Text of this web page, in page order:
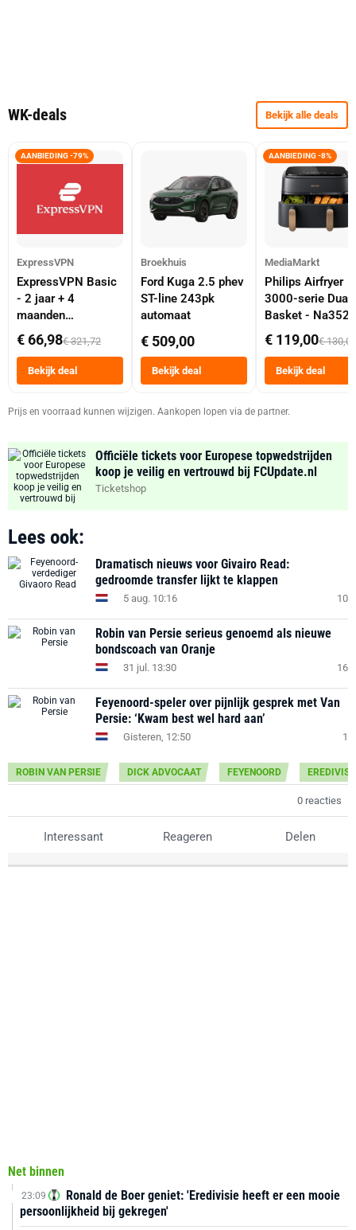
WK-deals Bekijk alle deals
AANBIEDING -79%
ExpressVPN
ExpressVPN Basic
- 2 jaar + 4
maanden
abonnement
€ 66,98€ 321,72
Bekijk deal
Broekhuis
Ford Kuga 2.5 phev
ST-line 243pk
automaat
€ 509,00
Bekijk deal
AANBIEDING -8%
MediaMarkt
Philips Airfryer
3000-serie Dual
Basket -
Dubbele Mand 9
Tot 6 Personen
Heteluchtfriteuse
Zwart
€ 119,00€ 130,00
Bekijk deal
Prijs en voorraad kunnen wijzigen. Aankopen lopen via de partner.
Officiële tickets voor Europese topwedstrijden
koop je veilig en vertrouwd bij FCUpdate.nl
Ticketshop
Lees ook:
Dramatisch nieuws voor Givairo Read:
gedroomde transfer lijkt te klappen
5 aug. 10:16 10
Robin van Persie serieus genoemd als nieuwe
bondscoach van Oranje
31 jul. 13:30 16
Feyenoord-speler over pijnlijk gesprek met Van
Persie: ‘Kwam best wel hard aan’
Gisteren, 12:50 1
ROBIN VAN PERSIE DICK ADVOCAAT FEYENOORD
0 reacties
Interessant Reageren Delen
Net binnen
23:09
Ronald de Boer geniet: 'Eredivisie heeft er een mooie
persoonlijkheid bij gekregen'